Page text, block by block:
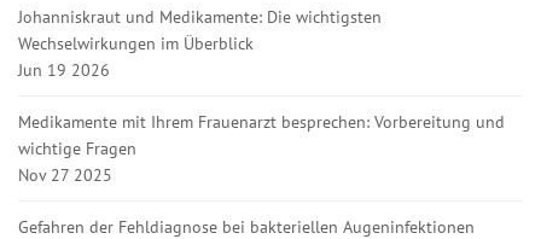
Johanniskraut und Medikamente: Die wichtigsten
Wechselwirkungen im Überblick
Jun 19 2026
Medikamente mit Ihrem Frauenarzt besprechen: Vorbereitung und
wichtige Fragen
Nov 27 2025
Gefahren der Fehldiagnose bei bakteriellen Augeninfektionen